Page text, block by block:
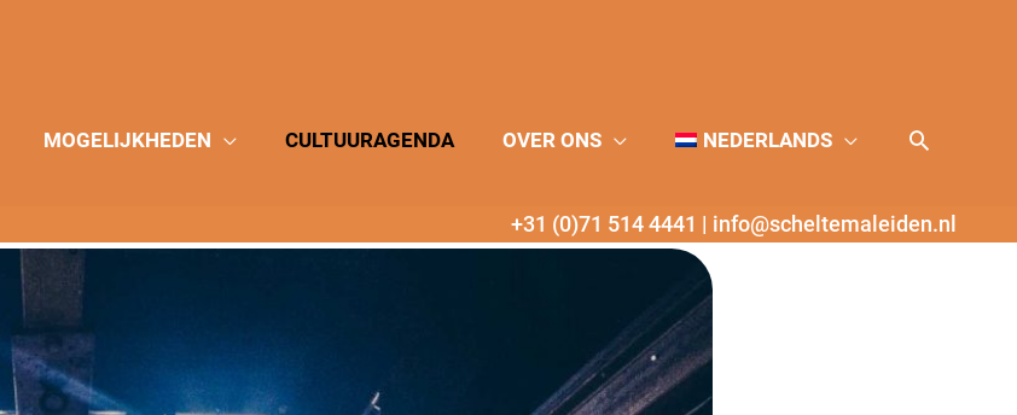
MOGELIJKHEDEN CULTUURAGENDA OVER ONS NEDERLANDS Zoeken
+31 (0)71 514 4441 | info@scheltemaleiden.nl